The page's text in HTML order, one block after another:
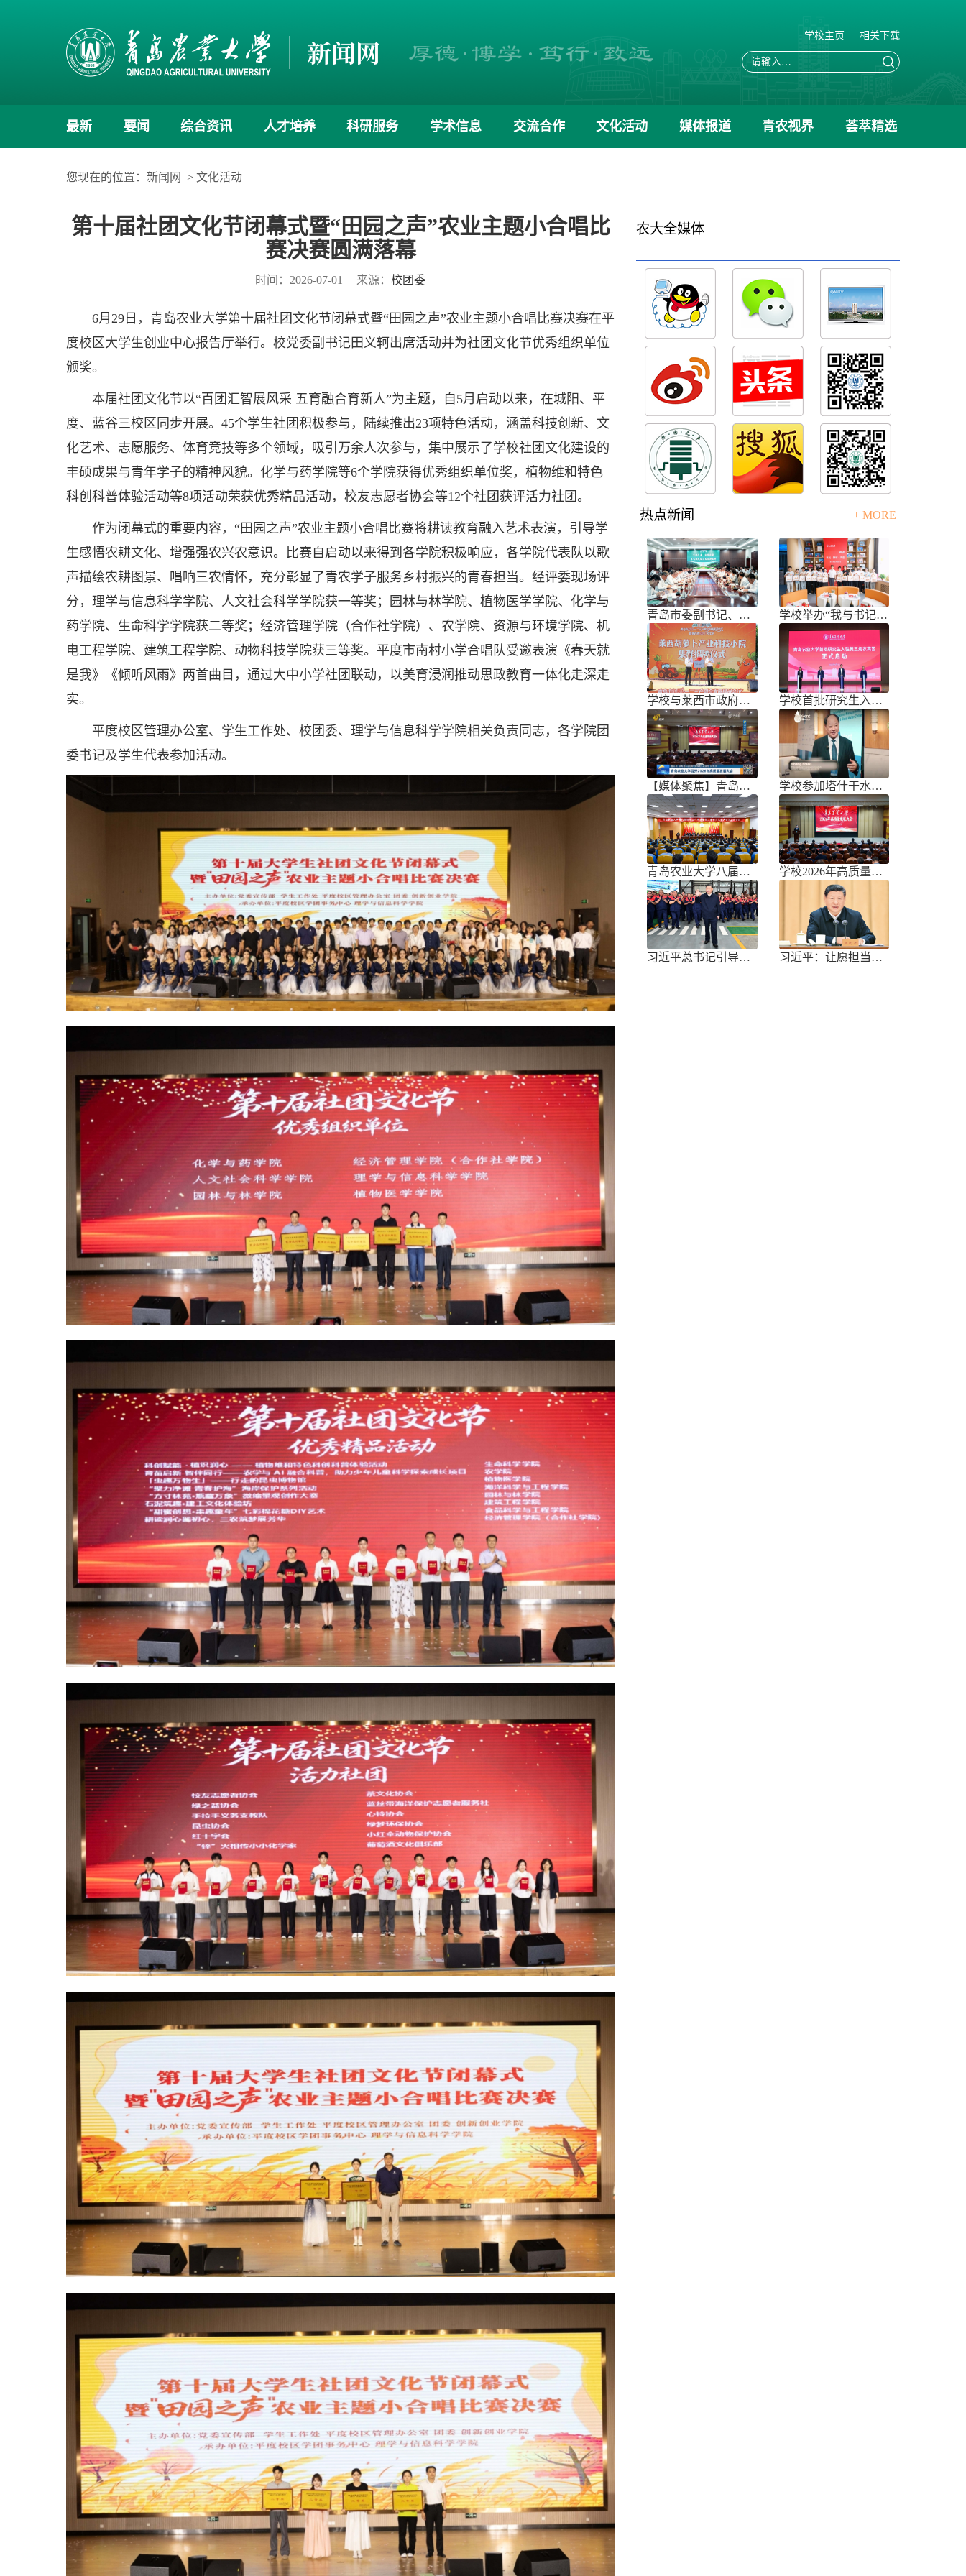
学校主页 相关下载
最新 要闻 综合资讯 人才培养 科研服务 学术信息 交流合作 文化活动 媒体报道 青农视界 荟萃精选
您现在的位置： 新闻网 > 文化活动
第十届社团文化节闭幕式暨“田园之声”农业主题小合唱比
赛决赛圆满落幕
时间：2026-07-01 来源：校团委
6月29日，青岛农业大学第十届社团文化节闭幕式暨“田园之声”农业主题小合唱比赛决赛在平
度校区大学生创业中心报告厅举行。校党委副书记田义轲出席活动并为社团文化节优秀组织单位
颁奖。
本届社团文化节以“百团汇智展风采 五育融合育新人”为主题，自5月启动以来，在城阳、平
度、蓝谷三校区同步开展。45个学生社团积极参与，陆续推出23项特色活动，涵盖科技创新、文
化艺术、志愿服务、体育竞技等多个领域，吸引万余人次参与，集中展示了学校社团文化建设的
丰硕成果与青年学子的精神风貌。化学与药学院等6个学院获得优秀组织单位奖，植物维和特色
科创科普体验活动等8项活动荣获优秀精品活动，校友志愿者协会等12个社团获评活力社团。
作为闭幕式的重要内容，“田园之声”农业主题小合唱比赛将耕读教育融入艺术表演，引导学
生感悟农耕文化、增强强农兴农意识。比赛自启动以来得到各学院积极响应，各学院代表队以歌
声描绘农耕图景、唱响三农情怀，充分彰显了青农学子服务乡村振兴的青春担当。经评委现场评
分，理学与信息科学学院、人文社会科学学院获一等奖；园林与林学院、植物医学学院、化学与
药学院、生命科学学院获二等奖；经济管理学院（合作社学院）、农学院、资源与环境学院、机
电工程学院、建筑工程学院、动物科技学院获三等奖。平度市南村小学合唱队受邀表演《春天就
是我》《倾听风雨》两首曲目，通过大中小学社团联动，以美育浸润推动思政教育一体化走深走
实。
平度校区管理办公室、学生工作处、校团委、理学与信息科学学院相关负责同志，各学院团
委书记及学生代表参加活动。
农大全媒体
热点新闻 + MORE
青岛市委副书记、市长任刚来校调研 学校举办“我与书记共话成长”师生面
学校与莱西市政府联合举办青岛市胡萝 学校首批研究生入驻黄三角农高区
【媒体聚焦】青岛农业大学召开202 学校参加塔什干水周2026国际论坛
青岛农业大学八届三次双代会胜利召开 学校2026年高质量发展大会召开
习近平总书记引导树立和践行正确政绩 习近平：让愿担当、敢担当、善担当蔚